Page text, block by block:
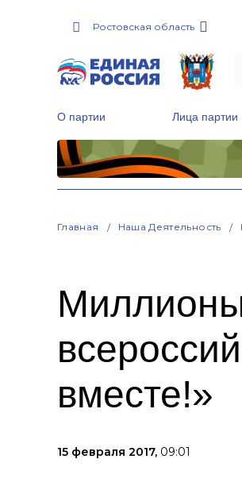
Ростовская область
О партии Лица партии
Главная Наша Деятельность
вместе!»
15 февраля 2017, 09:01